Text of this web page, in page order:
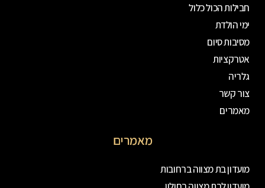
חבילות הכול כלול
ימי הולדת
מסיבות סיום
אטרקציות
גלריה
צור קשר
מאמרים
מאמרים
מועדון בת מצווה ברחובות